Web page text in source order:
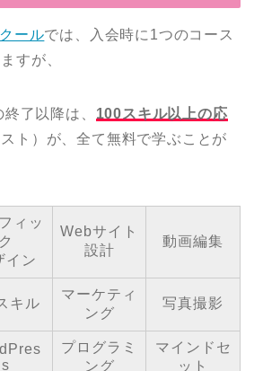
ールでは、入会時に1つのコース
すが、
了以降は、 100スキル以上の応
スト）が、全て無料で学ぶことが
ィッ
ク
イン
Webサイト
設計
動画編集
キル
マーケティ
ング
写真撮影
s
プログラミ
ング
マインドセ
ット